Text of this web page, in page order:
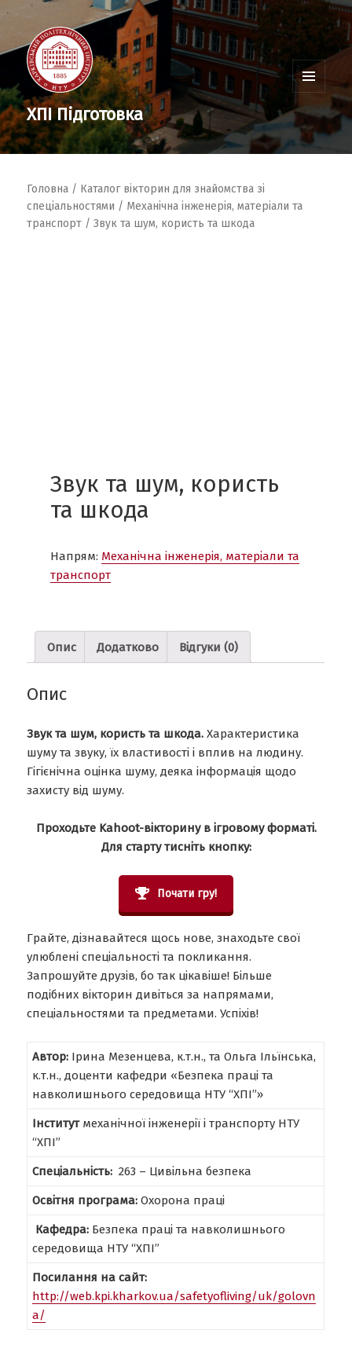
ХПІ Підготовка
віджети
Головна / Каталог вікторин для знайомства зі
спеціальностями / Механічна інженерія, матеріали та
транспорт / Звук та шум, користь та шкода
Звук та шум, користь
та шкода
Напрям: Механічна інженерія, матеріали та
транспорт
Опис Додатково Відгуки (0)
Опис
Звук та шум, користь та шкода. Характеристика
шуму та звуку, їх властивості і вплив на людину.
Гігієнічна оцінка шуму, деяка інформація щодо
захисту від шуму.
Проходьте Kahoot-вікторину в ігровому форматі.
Для старту тисніть кнопку:
Почати гру!
Грайте, дізнавайтеся щось нове, знаходьте свої
улюблені спеціальності та покликання.
Запрошуйте друзів, бо так цікавіше! Більше
подібних вікторин дивіться за напрямами,
спеціальностями та предметами. Успіхів!
Автор: Ірина Мезенцева, к.т.н., та Ольга Ільїнська,
к.т.н., доценти кафедри «Безпека праці та
навколишнього середовища НТУ “ХПІ”»
Інститутмеханічної інженерії і транспорту НТУ
“ХПІ”
Спеціальність: 263 – Цивільна безпека
Освітня програма: Охорона праці
Кафедра: Безпека праці та навколишнього
середовища НТУ “ХПІ”
Посилання на сайт:
http://web.kpi.kharkov.ua/safetyofliving/uk/golovn
a/